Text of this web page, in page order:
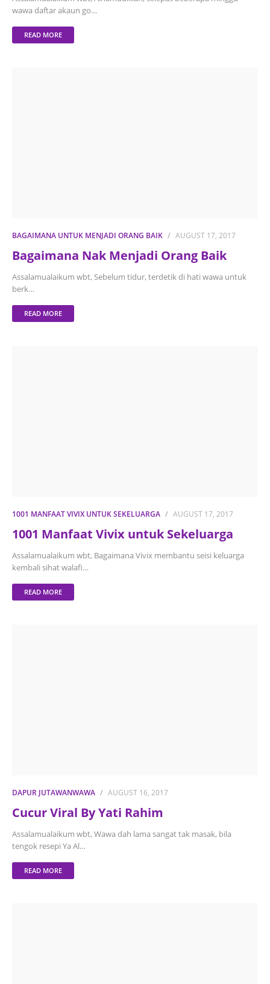
wawa daftar akaun go…
READ MORE
BAGAIMANA UNTUK MENJADI ORANG BAIK AUGUST 17, 2017
Bagaimana Nak Menjadi Orang Baik
Assalamualaikum wbt, Sebelum tidur, terdetik di hati wawa untuk
berk…
READ MORE
1001 MANFAAT VIVIX UNTUK SEKELUARGA AUGUST 17, 2017
1001 Manfaat Vivix untuk Sekeluarga
Assalamualaikum wbt, Bagaimana Vivix membantu seisi keluarga
kembali sihat walafi…
READ MORE
DAPUR JUTAWANWAWA AUGUST 16, 2017
Cucur Viral By Yati Rahim
Assalamualaikum wbt, Wawa dah lama sangat tak masak, bila
tengok resepi Ya Al…
READ MORE